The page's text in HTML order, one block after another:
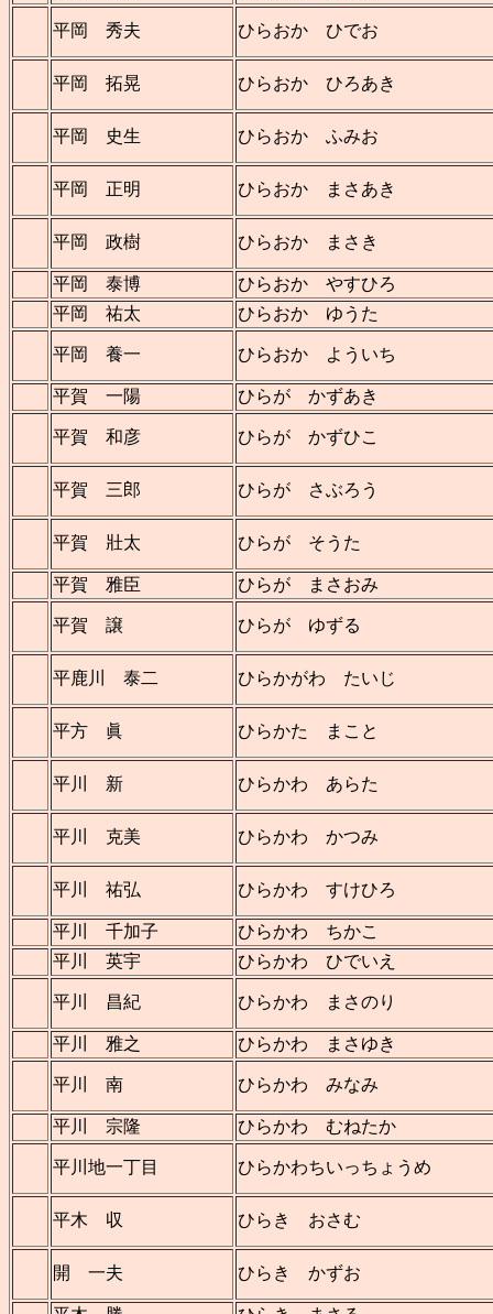
平岡 秀夫 ひらおか ひでお
平岡 拓晃 ひらおか ひろあき
平岡 史生 ひらおか ふみお
平岡 正明 ひらおか まさあき
平岡 政樹 ひらおか まさき
平岡 泰博
ひらおか やすひろ
平岡 祐太
ひらおか ゆうた
平岡 養一 ひらおか よういち
平賀 一陽 ひらが かずあき
平賀 和彦 ひらが かずひこ
平賀 三郎 ひらが さぶろう
平賀 壯太 ひらが そうた
平賀 雅臣 ひらが まさおみ
平賀 譲 ひらが ゆずる
平鹿川 泰二 ひらかがわ たいじ
平方 眞 ひらかた まこと
平川 新 ひらかわ あらた
平川 克美 ひらかわ かつみ
平川 祐弘 ひらかわ すけひろ
平川 千加子
ひらかわ ちかこ
平川 英宇
ひらかわ ひでいえ
平川 昌紀 ひらかわ まさのり
平川 雅之 ひらかわ まさゆき
平川 南 ひらかわ みなみ
平川 宗隆 ひらかわ むねたか
平川地一丁目 ひらかわちいっちょうめ
平木 収 ひらき おさむ
開 一夫 ひらき かずお